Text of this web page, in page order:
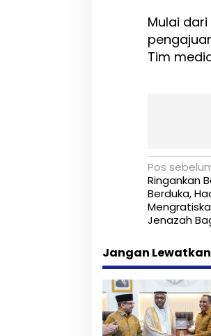
Mulai
Tim
N
a
v
g
a
s
Pos
Ringankan
Berduka,
Jenazah
Jangan Lewatkan